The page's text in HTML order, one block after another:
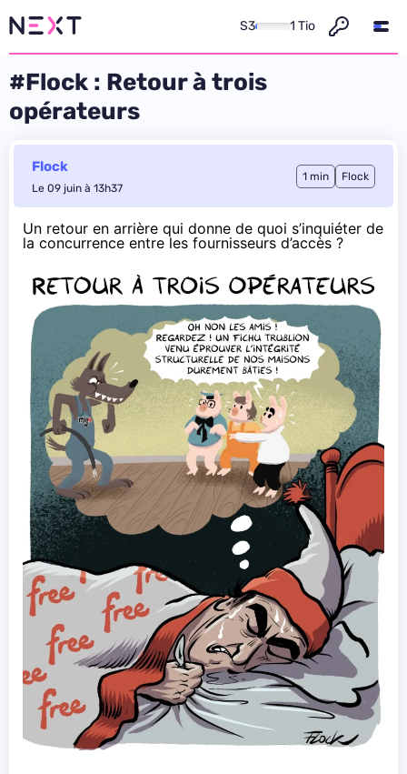
S3 1 Tio
#Flock : Retour à trois
opérateurs
Flock
Le 09 juin à 13h37
1 min Flock
Un retour en arrière qui donne de quoi s’inquiéter de
la concurrence entre les fournisseurs d’accès ?